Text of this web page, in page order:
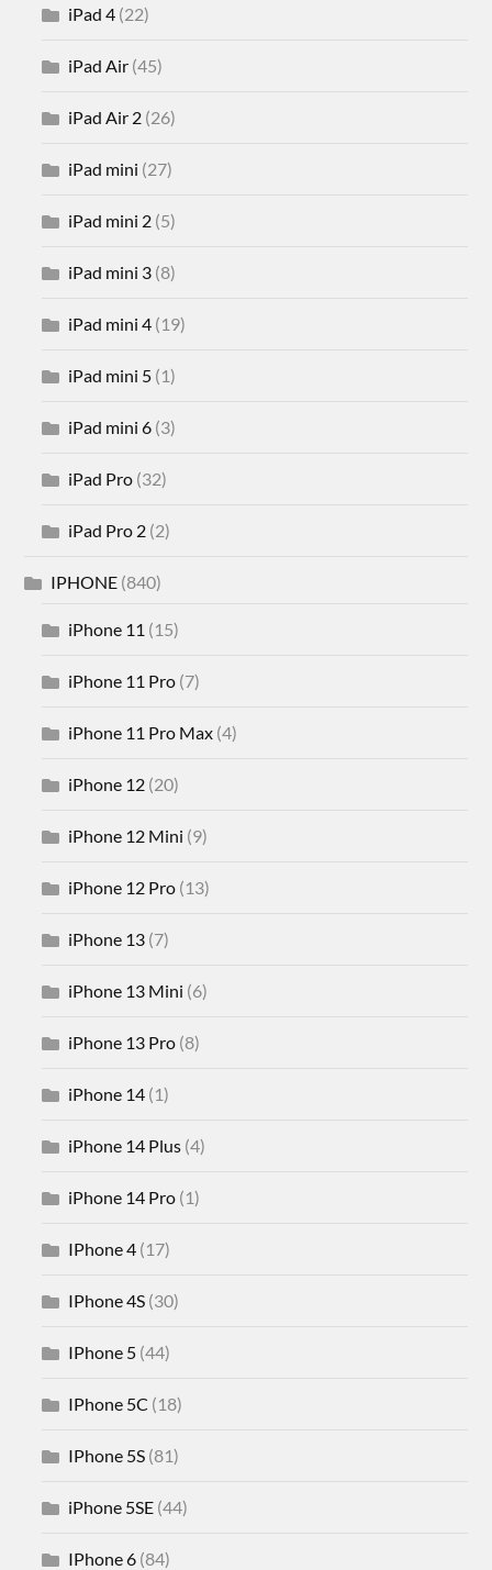
iPad 4 (22)
iPad Air (45)
iPad Air 2 (26)
iPad mini (27)
iPad mini 2 (5)
iPad mini 3 (8)
iPad mini 4 (19)
iPad mini 5 (1)
iPad mini 6 (3)
iPad Pro (32)
iPad Pro 2 (2)
IPHONE (840)
iPhone 11 (15)
iPhone 11 Pro (7)
iPhone 11 Pro Max (4)
iPhone 12 (20)
iPhone 12 Mini (9)
iPhone 12 Pro (13)
iPhone 13 (7)
iPhone 13 Mini (6)
iPhone 13 Pro (8)
iPhone 14 (1)
iPhone 14 Plus (4)
iPhone 14 Pro (1)
IPhone 4 (17)
IPhone 4S (30)
IPhone 5 (44)
IPhone 5C (18)
IPhone 5S (81)
iPhone 5SE (44)
IPhone 6 (84)